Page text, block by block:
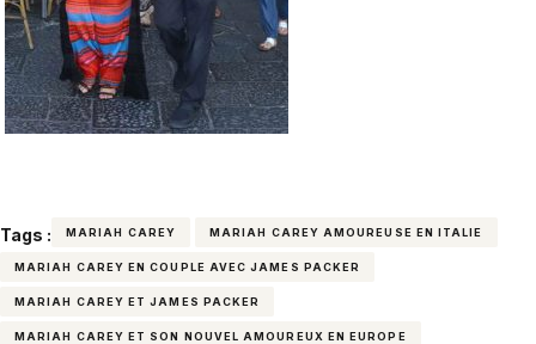
Tags : MARIAH CAREY MARIAH CAREY AMOUREUSE EN ITALIE
MARIAH CAREY EN COUPLE AVEC JAMES PACKER
MARIAH CAREY ET JAMES PACKER
MARIAH CAREY ET SON NOUVEL AMOUREUX EN EUROPE